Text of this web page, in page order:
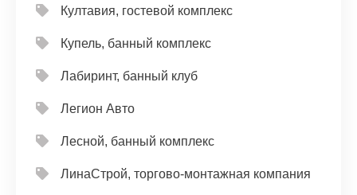
Култавия, гостевой комплекс
Купель, банный комплекс
Лабиринт, банный клуб
Легион Авто
Лесной, банный комплекс
ЛинаСтрой, торгово-монтажная компания